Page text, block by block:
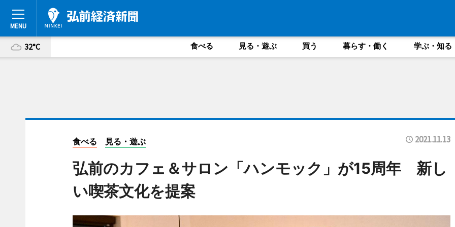
32°C 食べる 見る・遊ぶ 買う 暮らす・働く 学ぶ・知る
食べる 見る・遊ぶ 2021.11.13
弘前のカフェ＆サロン「ハンモック」が15周年 新し
い喫茶文化を提案